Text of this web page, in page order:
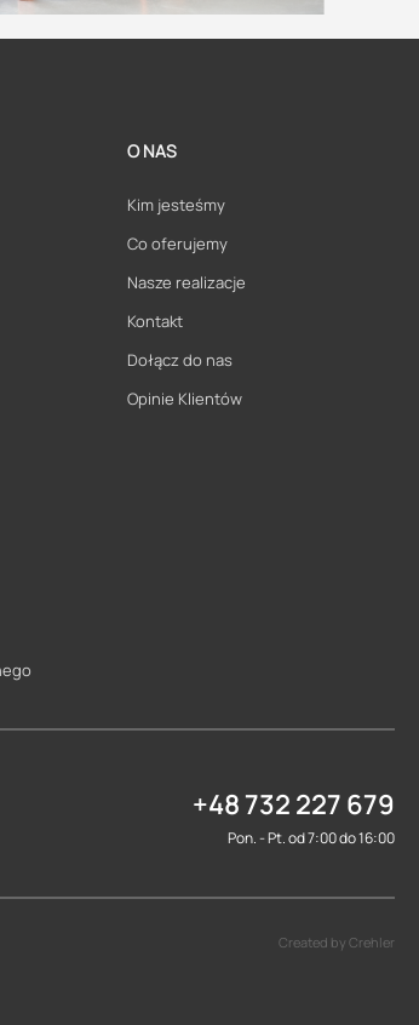
O NAS
Kim jesteśmy
Co oferujemy
Nasze realizacje
Kontakt
Dołącz do nas
Opinie Klientów
+48 732 227 679
Pon. - Pt. od 7:00 do 16:00
Created by Crehler